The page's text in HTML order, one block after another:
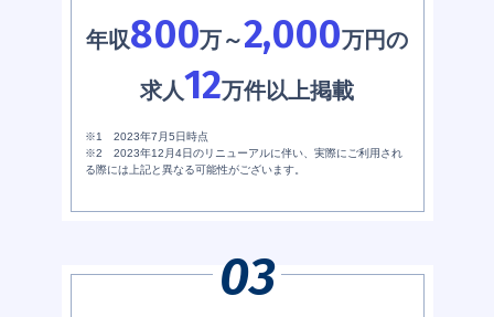
年収800万～2,000万円の
求人12万件以上掲載
※1 2023年7月5日時点
※2 2023年12月4日のリニューアルに伴い、実際にご利用され
る際には上記と異なる可能性がございます。